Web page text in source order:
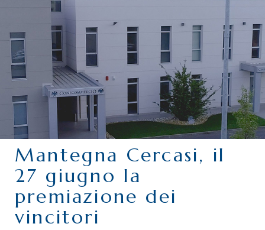
CHI SIAMO
SERVIZI
CATEGORIE
DELEGAZIONI
ATTIVITÀ STORICHE
PERIODICO
PERCHÉ ASSOCIARSI?
DOVE SIAMO
CONTATTI
Mantegna Cercasi, il
27 giugno la
premiazione dei
vincitori